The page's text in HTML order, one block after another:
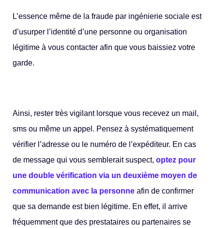
L’essence même de la fraude par ingénierie sociale est
d’usurper l’identité d’une personne ou organisation
légitime à vous contacter afin que vous baissiez votre
garde.
Ainsi, rester très vigilant lorsque vous recevez un mail,
sms ou même un appel. Pensez à systématiquement
vérifier l’adresse ou le numéro de l’expéditeur. En cas
de message qui vous semblerait suspect,optez pour
une double vérification via un deuxième moyen de
communication avec la personne afin de confirmer
que sa demande est bien légitime. En effet, il arrive
fréquemment que des prestataires ou partenaires se